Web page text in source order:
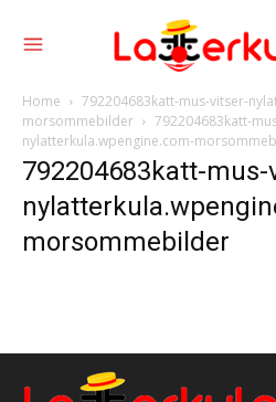
Home
792204683katt-mus-vitser-
morsommebilder
792204683katt-
nylatterkula.wpengine.com-
792204683katt-
morsommebilder